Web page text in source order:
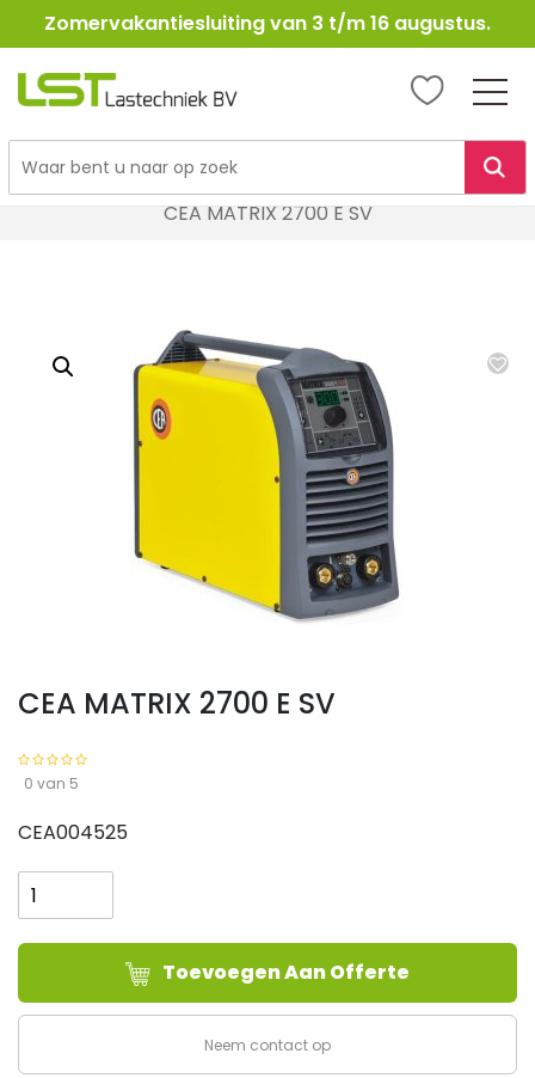
Ga
naar
Zomervakantiesluiting van 3 t/m 16 augustus.
LST
Lasapparatuur
CEA MATRIX 2700 E SV
CEA MATRIX 2700 E SV
0 van 5
CEA004525
MATRIX
2700
E
aantal
Toevoegen Aan Offerte
Neem contact op